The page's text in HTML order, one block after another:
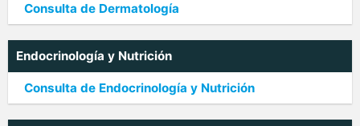
Consulta de Dermatología
Endocrinología y Nutrición
Consulta de Endocrinología y Nutrición